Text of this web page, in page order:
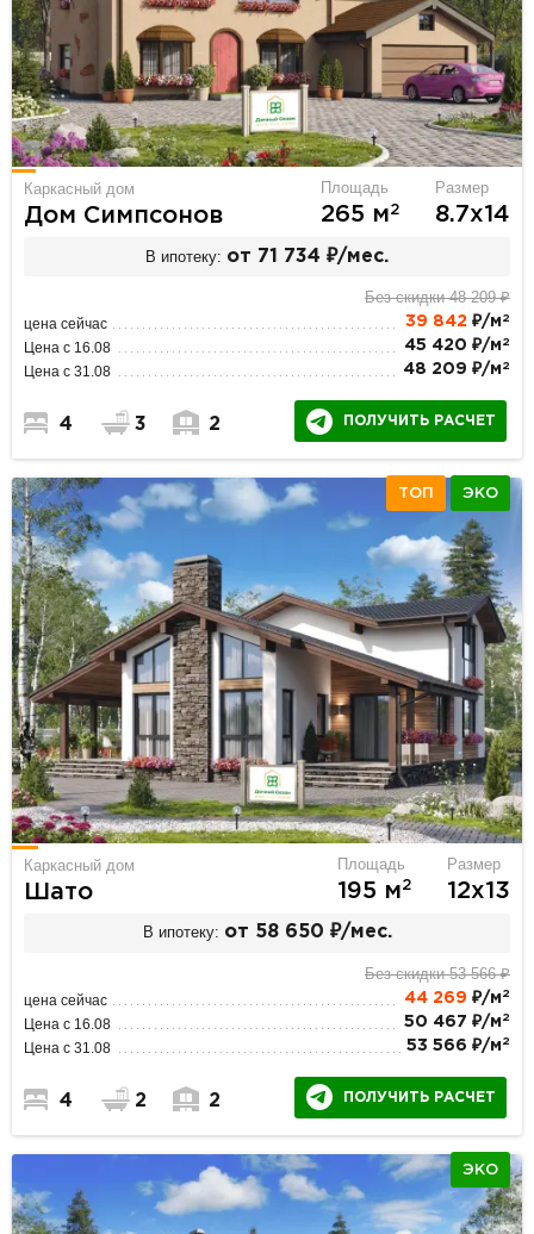
Каркасный дом
Дом Симпсонов
Площадь
265 м2
Размер
8.7х14
В ипотеку: от 71 734 ₽/мес.
Без скидки 48 209 ₽
цена сейчас 39 842 ₽/м 2
Цена с 16.08 45 420 ₽/м 2
Цена с 31.08 48 209 ₽/м 2
4 3 2 ПОЛУЧИТЬ РАСЧЕТ
ТОП ЭКО
Каркасный дом
Шато
Площадь
195 м2
Размер
12х13
В ипотеку: от 58 650 ₽/мес.
Без скидки 53 566 ₽
цена сейчас 44 269 ₽/м 2
Цена с 16.08 50 467 ₽/м 2
Цена с 31.08 53 566 ₽/м 2
4 2 2 ПОЛУЧИТЬ РАСЧЕТ
ЭКО